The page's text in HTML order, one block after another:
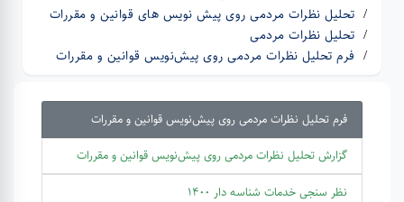
تحلیل نظرات مردمی روی پیش نویس های قوانین و مقررات
تحلیل نظرات مردمی
فرم ‌تحلیل ‌نظرات ‌مردمی ‌روی‌ پیش‌نویس‌ قوانین ‌و ‌مقررات
فرم ‌تحلیل ‌نظرات ‌مردمی ‌روی‌ پیش‌نویس‌ قوانین ‌و ‌مقررات
گزارش ‌تحلیل ‌نظرات ‌مردمی ‌روی‌ پیش‌نویس‌ قوانین ‌و ‌مقررات
نظر سنجی خدمات شناسه دار 1400